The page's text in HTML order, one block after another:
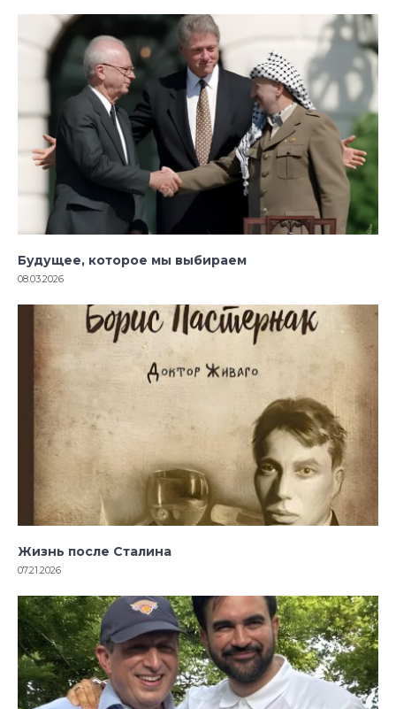
Будущее, которое мы выбираем
08.03.2026
Жизнь после Сталина
07.21.2026